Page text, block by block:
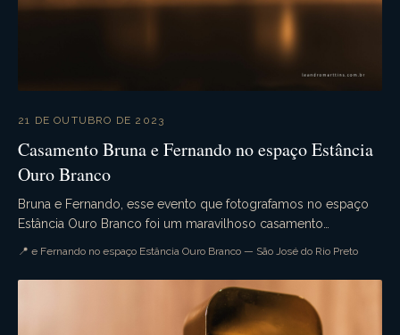
21 DE OUTUBRO DE 2023
Casamento Bruna e Fernando no espaço Estância
Ouro Branco
Bruna e Fernando, esse evento que fotografamos no espaço
Estância Ouro Branco foi um maravilhoso casamento
📍 e Fernando no espaço Estância Ouro Branco — São José do Rio Preto